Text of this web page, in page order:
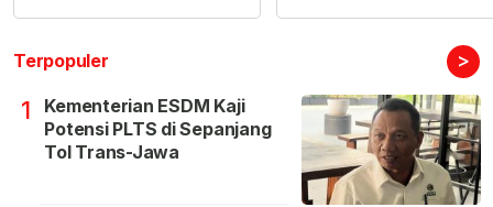
Terpopuler >
1
Kementerian ESDM Kaji
Potensi PLTS di Sepanjang
Tol Trans-Jawa